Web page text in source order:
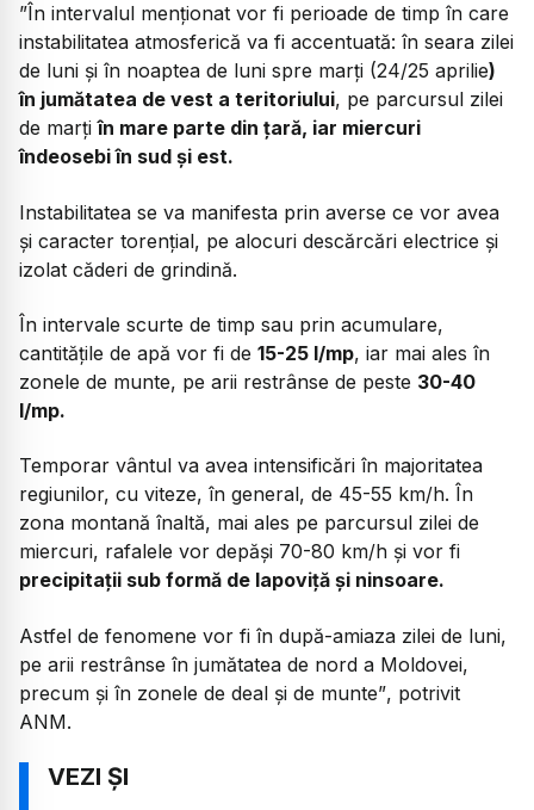
”În intervalul menționat vor fi perioade de timp în care
instabilitatea atmosferică va fi accentuată: în seara zilei
de luni și în noaptea de luni spre marți (24/25 aprilie)
în jumătatea de vest a teritoriului, pe parcursul zilei
de marțiîn mare parte din țară, iar miercuri
îndeosebi în sud și est.
Instabilitatea se va manifesta prin averse ce vor avea
și caracter torențial, pe alocuri descărcări electrice și
izolat căderi de grindină.
În intervale scurte de timp sau prin acumulare,
cantitățile de apă vor fi de 15-25 l/mp, iar mai ales în
zonele de munte, pe arii restrânse de peste 30-40
l/mp.
Temporar vântul va avea intensificări în majoritatea
regiunilor, cu viteze, în general, de 45-55 km/h. În
zona montană înaltă, mai ales pe parcursul zilei de
miercuri, rafalele vor depăși 70-80 km/h și vor fi
precipitații sub formă de lapoviță și ninsoare.
Astfel de fenomene vor fi în după-amiaza zilei de luni,
pe arii restrânse în jumătatea de nord a Moldovei,
precum și în zonele de deal și de munte”, potrivit
ANM.